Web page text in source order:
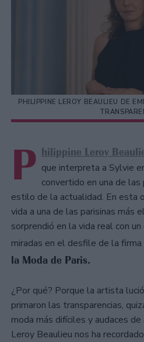
PHILIPPINE LEROY BEAULIEU DE
P hilippine Leroy
que interpreta a Sylvie
convertido en una de
estilo de la actualidad. En esta
vida a una de las parisinas más
sorprendió en la vida real con
miradas en el desfile de la firma
la Moda de Paris.
¿Por qué? Porque la artista
primaron las transparencias,
moda más difíciles y audaces
Leroy Beaulieu nos ha